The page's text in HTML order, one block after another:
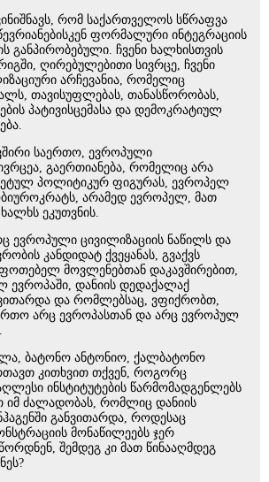
რომ საქართველოს სწრაფვა
ფორმალური ინტეგრაციის
განპირობებული. ჩვენი ხალხისთვის
ღირებულებითი სივრცე, ჩვენი
არჩევანია, რომელიც
თავისუფლებას, თანასწორობას,
პატივისცემასა და დემოკრატიულ
საერთო, ევროპული
გაერთიანება, რომელიც არა
პოლიტიკურ ფიგურას, ევროპელ
არამედ ევროპელ, მათ
ეკუთვნის.
ევროპული ცივილიზაციის ნაწილს და
კანდიდატ ქვეყანას, გვაქვს
მოვლენებთან დაკავშირებით,
ევროპაში, დანიის დედაქალაქ
და რომლებსაც, ვფიქრობთ,
არც ევროპასთან და არც ევროპულ
ბატონო ანტონიო, ქალბატონო
კითხვით თქვენ, როგორც
ინსტიტუტების წარმომადგენლებს
ძალადობას, რომლიც დანიის
განვითარდა, როდესაც
მონაწილეებს ჯერ
შემდეგ კი მათ წინააღმდეგ